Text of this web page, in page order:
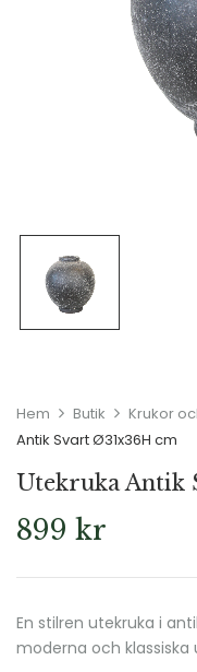
Hem Butik Krukor
Antik Svart Ø31x36H cm
Utekruka Antik
899 kr
En stilren utekruka i
moderna och